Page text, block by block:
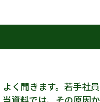
く聞きます。若手社員